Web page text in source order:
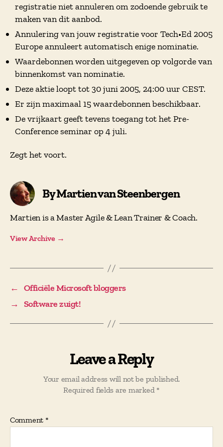
registratie niet annuleren om zodoende gebruik te
maken van dit aanbod.
Annulering van jouw registratie voor Tech•Ed 2005
Europe annuleert automatisch enige nominatie.
Waardebonnen worden uitgegeven op volgorde van
binnenkomst van nominatie.
Deze aktie loopt tot 30 juni 2005, 24:00 uur CEST.
Er zijn maximaal 15 waardebonnen beschikbaar.
De vrijkaart geeft tevens toegang tot het Pre-
Conference seminar op 4 juli.
Zegt het voort.
By Martien van Steenbergen
Martien is a Master Agile & Lean Trainer & Coach.
View Archive →
← Officiële Microsoft bloggers
→ Software zuigt!
Leave a Reply
Your email address will not be published.
Required fields are marked *
Comment *